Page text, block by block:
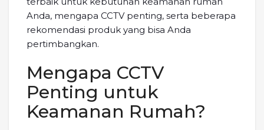
Anda, mengapa CCTV penting, serta beberapa
rekomendasi produk yang bisa Anda
pertimbangkan.
Mengapa CCTV
Penting untuk
Keamanan Rumah?